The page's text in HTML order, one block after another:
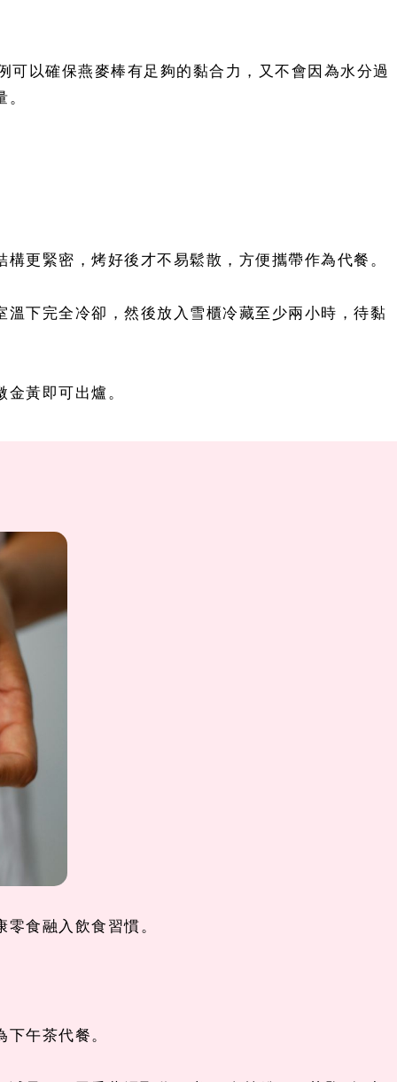
以確保燕麥棒有足夠的黏合力，又不會因為水分過
更緊密，烤好後才不易鬆散，方便攜帶作為代餐。
下完全冷卻，然後放入雪櫃冷藏至少兩小時，待黏
黃即可出爐。
食融入飲食習慣。
午茶代餐。